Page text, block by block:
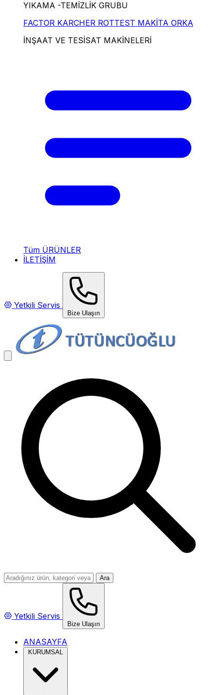
YIKAMA -TEMİZLİK GRUBU
FACTOR KARCHER ROTTEST MAKİTA ORKA
İNŞAAT VE TESİSAT MAKİNELERİ
Tüm ÜRÜNLER
İLETİŞİM
Yetkili Servis
Bize Ulaşın
Ara
Yetkili Servis
Bize Ulaşın
ANASAYFA
KURUMSAL